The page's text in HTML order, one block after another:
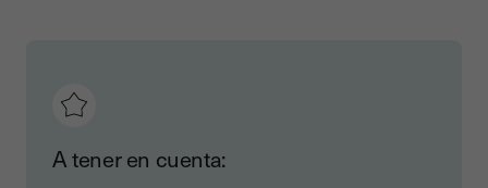
A tener en cuenta: